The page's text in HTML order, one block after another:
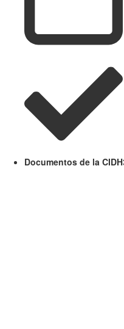
Documentos de la CIDH